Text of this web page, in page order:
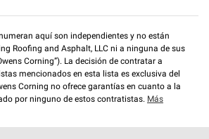
aquí son independientes y no están
Roofing and Asphalt, LLC ni a ninguna de sus
Corning”). La decisión de contratar a
mencionados en esta lista es exclusiva del
Corning no ofrece garantías en cuanto a la
por ninguno de estos contratistas. Más